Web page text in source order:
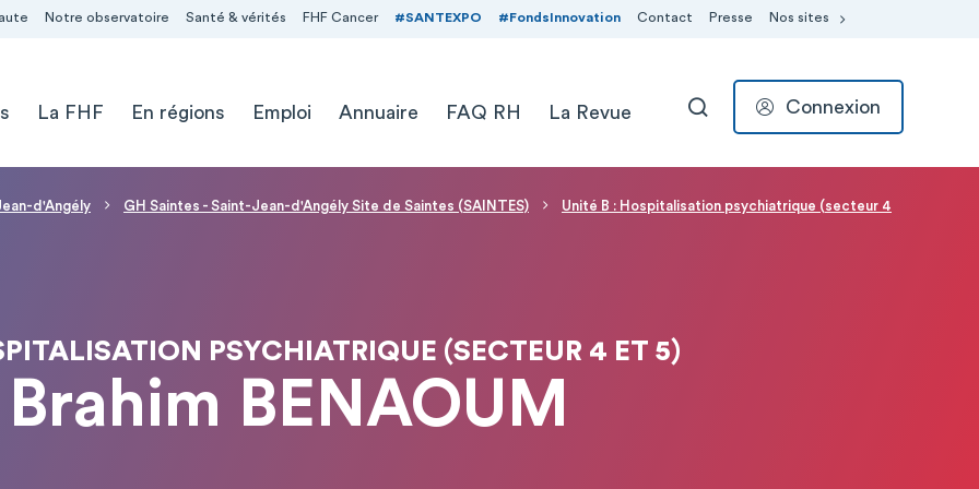
Notre observatoire Santé & vérités FHF Cancer #SANTEXPO #FondsInnovation Contact Presse Nos sites
La FHF En régions Emploi Annuaire FAQ RH La Revue RECHERCHER
Connexion
d'Angély GH Saintes - Saint-Jean-d'Angély Site de Saintes (SAINTES)
Unité B : Hospitalisation psychiatrique (secteur 4
PSYCHIATRIQUE (SECTEUR 4 ET 5)
Brahim BENAOUM